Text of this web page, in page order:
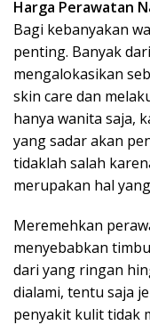
Harga Perawatan
Bagi kebanyakan
penting. Banyak
mengalokasikan
skin care dan
hanya wanita saja,
yang sadar akan
tidaklah salah
merupakan hal
Meremehkan
menyebabkan
dari yang ringan
dialami, tentu saja
penyakit kulit tidak